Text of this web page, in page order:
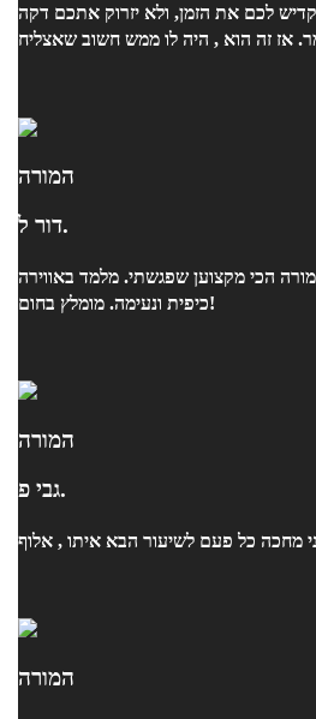
לכם את הזמן, ולא יזרוק אתכם דקה
המורה
דור ל.
הכי מקצוען שפגשתי. מלמד באווירה
כיפית ונעימה. מומלץ בחום!
המורה
גבי פ.
המורה